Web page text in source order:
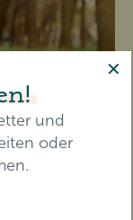
✕
und
oder